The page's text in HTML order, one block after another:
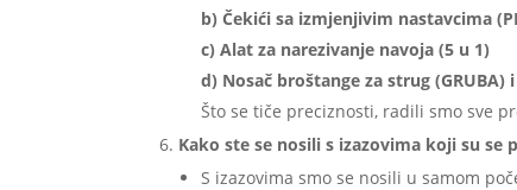
b) Čekići sa izmjenjivim nastavcima
c) Alat za narezivanje navoja (5 u 1)
d) Nosač broštange za strug (GRUBA)
Što se tiče preciznosti, radili smo sve
Kako ste se nosili s izazovima koji su se
S izazovima smo se nosili u samom